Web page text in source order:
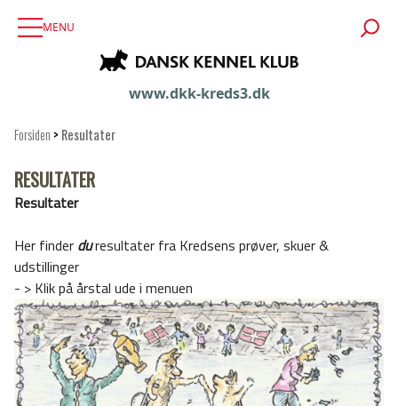
MENU
www.dkk-kreds3.dk
Forsiden > Resultater
RESULTATER
Resultater
Her finder duresultater fra Kredsens prøver, skuer &
udstillinger
- > Klik på årstal ude i menuen